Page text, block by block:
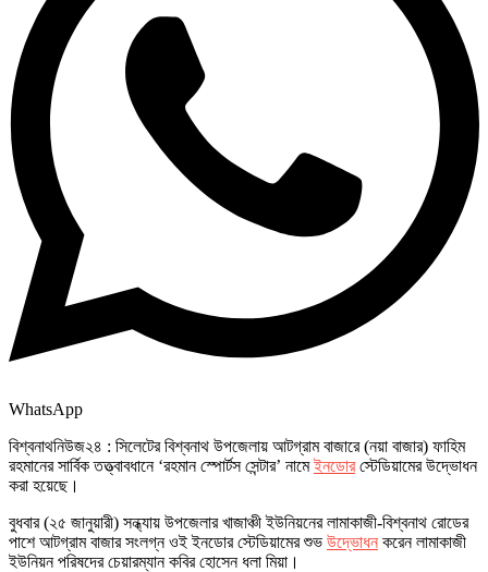
WhatsApp
বিশ্বনাথনিউজ২৪ : সিলেটের বিশ্বনাথ উপজেলায় আটগ্রাম বাজারে (নয়া বাজার) ফাহিম
রহমানের সার্বিক তত্ত্বাবধানে ‘রহমান স্পোর্টস সেন্টার’ নামেইনডোরস্টেডিয়ামের উদ্ভোধন
করা হয়েছে।
বুধবার (২৫ জানুয়ারী) সন্ধ্যায় উপজেলার খাজাঞ্চী ইউনিয়নের লামাকাজী-বিশ্বনাথ রোডের
পাশে আটগ্রাম বাজার সংলগ্ন ওই ইনডোর স্টেডিয়ামের শুভ উদ্ভোধন করেন লামাকাজী
ইউনিয়ন পরিষদের চেয়ারম্যান কবির হোসেন ধলা মিয়া।